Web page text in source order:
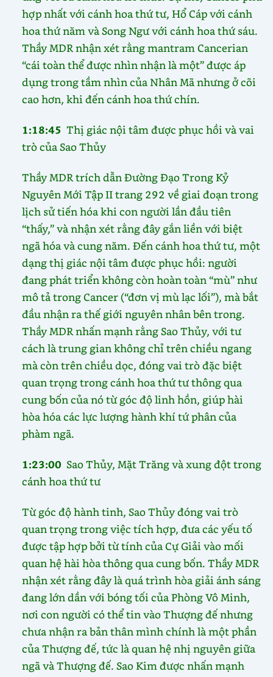
hợp nhất với cánh hoa thứ tư, Hổ Cáp với cánh
hoa thứ năm và Song Ngư với cánh hoa thứ sáu.
Thầy MDR nhận xét rằng mantram Cancerian
“cái toàn thể được nhìn nhận là một” được áp
dụng trong tầm nhìn của Nhân Mã nhưng ở cõi
cao hơn, khi đến cánh hoa thứ chín.
1:18:45Thị giác nội tâm được phục hồi và vai
trò của Sao Thủy
Thầy MDR trích dẫn Đường Đạo Trong Kỷ
Nguyên Mới Tập II trang 292 về giai đoạn trong
lịch sử tiến hóa khi con người lần đầu tiên
“thấy,” và nhận xét rằng đây gắn liền với biệt
ngã hóa và cung năm. Đến cánh hoa thứ tư, một
dạng thị giác nội tâm được phục hồi: người
đang phát triển không còn hoàn toàn “mù” như
mô tả trong Cancer (“đơn vị mù lạc lối”), mà bắt
đầu nhận ra thế giới nguyên nhân bên trong.
Thầy MDR nhấn mạnh rằng Sao Thủy, với tư
cách là trung gian không chỉ trên chiều ngang
mà còn trên chiều dọc, đóng vai trò đặc biệt
quan trọng trong cánh hoa thứ tư thông qua
cung bốn của nó từ góc độ linh hồn, giúp hài
hòa hóa các lực lượng hành khí tứ phân của
phàm ngã.
1:23:00Sao Thủy, Mặt Trăng và xung đột trong
cánh hoa thứ tư
Từ góc độ hành tinh, Sao Thủy đóng vai trò
quan trọng trong việc tích hợp, đưa các yếu tố
được tập hợp bởi từ tính của Cự Giải vào mối
quan hệ hài hòa thông qua cung bốn. Thầy MDR
nhận xét rằng đây là quá trình hòa giải ánh sáng
đang lớn dần với bóng tối của Phòng Vô Minh,
nơi con người có thể tin vào Thượng đế nhưng
chưa nhận ra bản thân mình chính là một phần
của Thượng đế, tức là quan hệ nhị nguyên giữa
ngã và Thượng đế. Sao Kim được nhấn mạnh